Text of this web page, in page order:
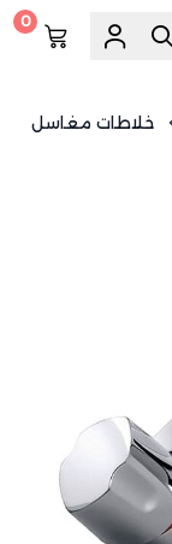
0
خلاطات مغاسل